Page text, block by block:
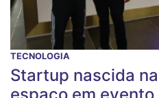
TECNOLOGIA
Startup nascida